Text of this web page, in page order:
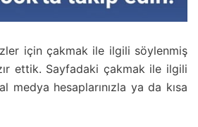
için çakmak ile ilgili söylenmiş
ettik. Sayfadaki çakmak ile ilgili
medya hesaplarınızla ya da kısa